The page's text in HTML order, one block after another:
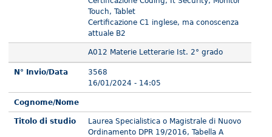
Touch, Tablet
Certificazione C1 inglese, ma conoscenza
attuale B2
A012 Materie Letterarie Ist. 2° grado
N° Invio/Data
3568
16/01/2024 - 14:05
Cognome/Nome
Titolo di studio
Laurea Specialistica o Magistrale di Nuovo
Ordinamento DPR 19/2016, Tabella A